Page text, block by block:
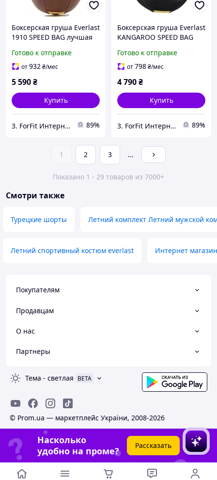
Боксерская груша Everlast
1910 SPEED BAG лучшая
по Украине
Готово к отправке
от932₴/мес
5 590₴
Купить
3. ForFit Интернет-магазин спортивных товаров 89%
Боксерская груша Everlast
KANGAROO SPEED BAG
доставкой по Украине
Готово к отправке
от798₴/мес
4 790₴
Купить
3. ForFit Интернет-магазин спортивных товаров 89%
1 2 3 ...
Показано 1 - 29 товаров из 7000+
Смотри также
Турецкие шорты Летний комплект Летний мужской
Летний спортивный костюм everlast Интернет
Покупателям
Продавцам
О нас
Партнеры
Тема - светлая BETA
© Prom.ua — маркетплейс України, 2008-2026
Насколько
удобно на проме?
Рассказать